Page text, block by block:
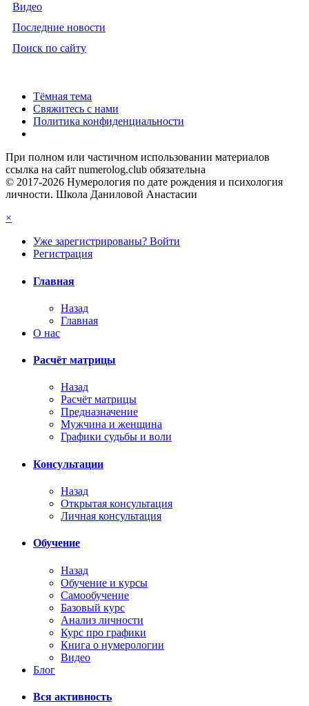
Видео
Последние новости
Поиск по сайту
Тёмная тема
Свяжитесь с нами
Политика конфиденциальности
При полном или частичном использовании материалов
ссылка на сайт numerolog.club обязательна
© 2017-2026 Нумерология по дате рождения и психология
личности. Школа Даниловой Анастасии
×
Уже зарегистрированы? Войти
Регистрация
Главная
Назад
Главная
О нас
Расчёт матрицы
Назад
Расчёт матрицы
Предназначение
Мужчина и женщина
Графики судьбы и воли
Консультации
Назад
Открытая консультация
Личная консультация
Обучение
Назад
Обучение и курсы
Самообучение
Базовый курс
Анализ личности
Курс про графики
Книга о нумерологии
Видео
Блог
Вся активность